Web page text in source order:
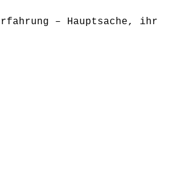
– Hauptsache, ihr